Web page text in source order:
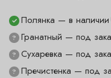
? Гранатный — под
✓ Полянка — в наличии
? Пречистенка — под
? Сухаревка — под